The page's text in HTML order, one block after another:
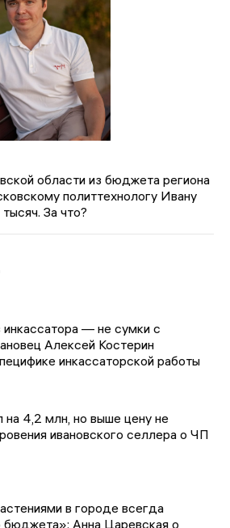
области из бюджета региона
политтехнологу Ивану
За что?
инкассатора — не сумки с
Алексей Костерин
инкассаторской работы
на 4,2 млн, но выше цену не
ивановского селлера о ЧП
в городе всегда
бюджета»: Анна Царевская о